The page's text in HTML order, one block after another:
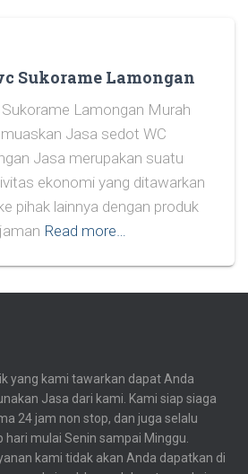
Sukorame Lamongan
Lamongan Murah
Jasa sedot WC
Jasa merupakan suatu
ekonomi yang ditawarkan
pihak lainnya dengan produk
Read more…
yang kami tawarkan dapat Anda
Jasa dari kami. Kami siap siaga
24 jam non stop, dan juga selalu
mulai Senin sampai Minggu.
kami tidak akan Anda dapatkan di